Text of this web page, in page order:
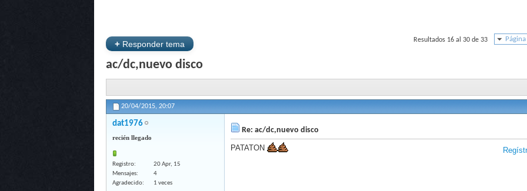
+ Responder tema Resultados 16 al 30 de 33
ac/dc,nuevo disco
20/04/2015, 20:07
dat1976
recién llegado
Registro
20 Apr, 15
Mensajes
4
Agradecido
1 veces
Re: ac/dc,nuevo disco
PATATON